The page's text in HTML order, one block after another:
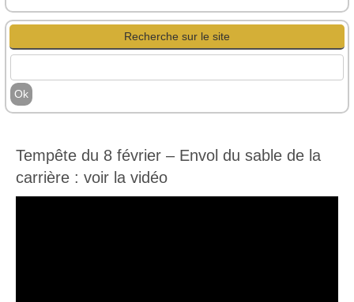
Recherche sur le site
Tempête du 8 février – Envol du sable de la
carrière : voir la vidéo